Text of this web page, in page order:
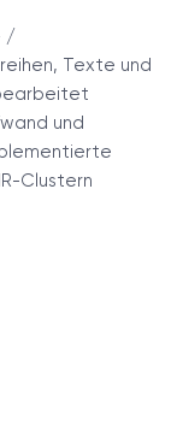
/
Texte und
und
Clustern